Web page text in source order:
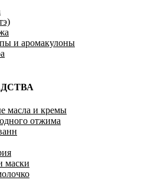
и аромакулоны
масла и кремы
отжима
маски